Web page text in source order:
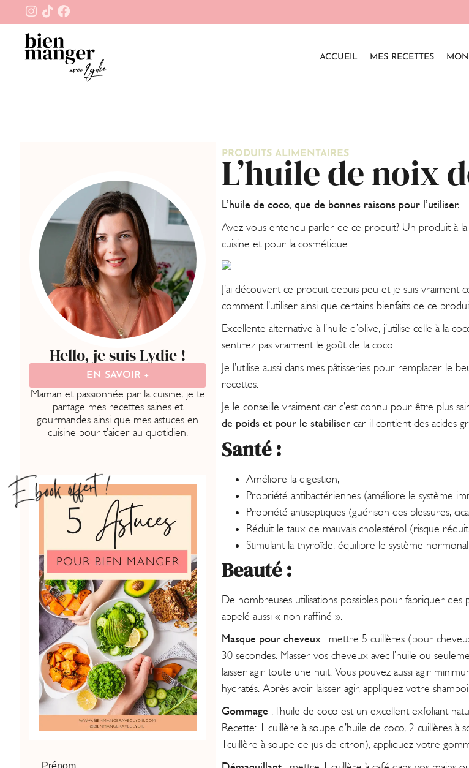
ACCUEIL MES RECETTES
Hello, je suis Lydie !
EN SAVOIR +
Maman et passionnée par la cuisine, je te
partage mes recettes saines et
gourmandes ainsi que mes astuces en
cuisine pour t’aider au quotidien.
Ebook offert !
PRODUITS ALIMENTAIRES
L’huile de noix
L’huile de coco, que de bonnes raisons pour l’utiliser.
Avez vous entendu parler de ce produit? Un produit à
cuisine et pour la cosmétique.
J’ai découvert ce produit depuis peu et je suis vraiment
comment l’utiliser ainsi que certains bienfaits de ce
Excellente alternative à l’huile d’olive, j’utilise celle à la
sentirez pas vraiment le goût de la coco.
Je l’utilise aussi dans mes pâtisseries pour remplacer
recettes.
Je le conseille vraiment car c’est connu pour être plus
de poids et pour le stabiliser car il contient des acides
Santé :
Améliore la digestion,
Propriété antibactériennes (améliore le système
Propriété antiseptiques (guérison des blessures,
Réduit le taux de mauvais cholestérol (risque
Stimulant la thyroïde: équilibre le système hormonal.
Beauté :
De nombreuses utilisations possibles pour fabriquer
appelé aussi « non raffiné ».
Masque pour cheveux : mettre 5 cuillères (pour
30 secondes. Masser vos cheveux avec l’huile ou
laisser agir toute une nuit. Vous pouvez aussi agir
hydratés. Après avoir laisser agir, appliquez votre
Gommage : l’huile de coco est un excellent exfoliant
Recette: 1 cuillère à soupe d’huile de coco, 2 cuillères
1cuillère à soupe de jus de citron), appliquez votre